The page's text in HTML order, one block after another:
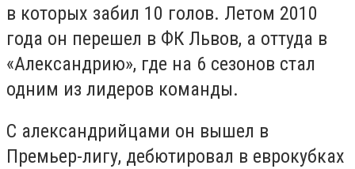
в которых забил 10 голов. Летом 2010
года он перешел в ФК Львов, а оттуда в
«Александрию», где на 6 сезонов стал
одним из лидеров команды.
С александрийцами он вышел в
Премьер-лигу, дебютировал в еврокубках